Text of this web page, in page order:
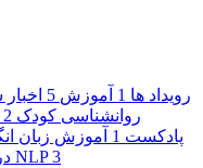
رویداد ها 1 آموزش 5
روانشناسی کودک 2
پادکست 1 آموزش زبان
NLP 3